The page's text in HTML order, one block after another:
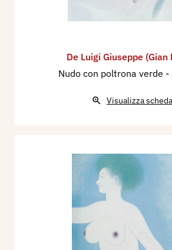
De Luigi Giuseppe (Gian
Nudo con poltrona verde -
Visualizza scheda